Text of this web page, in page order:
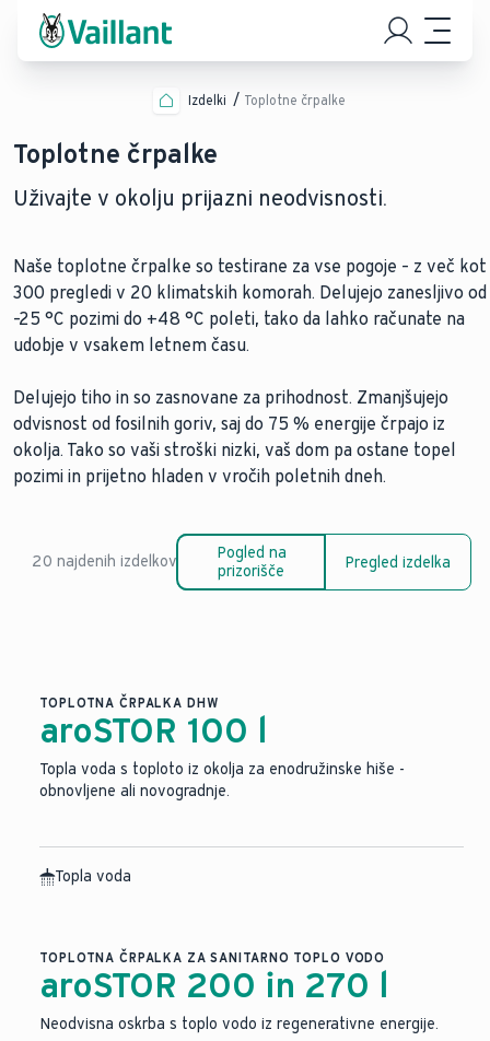
Izdelki Toplotne črpalke
Toplotne črpalke
Uživajte v okolju prijazni neodvisnosti.
Naše toplotne črpalke so testirane za vse pogoje – z več kot
300 pregledi v 20 klimatskih komorah. Delujejo zanesljivo od
–25 °C pozimi do +48 °C poleti, tako da lahko računate na
udobje v vsakem letnem času.
Delujejo tiho in so zasnovane za prihodnost. Zmanjšujejo
odvisnost od fosilnih goriv, saj do 75 % energije črpajo iz
okolja. Tako so vaši stroški nizki, vaš dom pa ostane topel
pozimi in prijetno hladen v vročih poletnih dneh.
20 najdenih izdelkov
Pogled na
prizorišče
Pregled izdelka
TOPLOTNA ČRPALKA DHW
aroSTOR 100 l
Topla voda s toploto iz okolja za enodružinske hiše -
obnovljene ali novogradnje.
Topla voda
TOPLOTNA ČRPALKA ZA SANITARNO TOPLO VODO
aroSTOR 200 in 270 l
Neodvisna oskrba s toplo vodo iz regenerativne energije.